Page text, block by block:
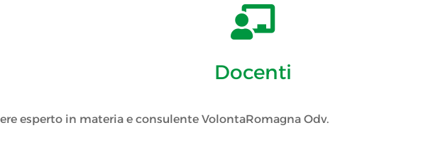

Docenti
esperto in materia e consulente VolontaRomagna Odv.